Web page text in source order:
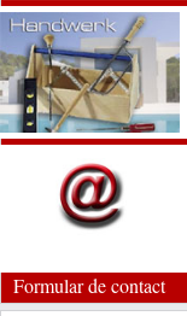
Formular de contact